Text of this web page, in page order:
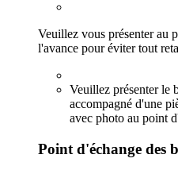
Veuillez vous présenter au
l'avance pour éviter tout
Veuillez présenter le
accompagné d'une
avec photo au point
Point d'échange des